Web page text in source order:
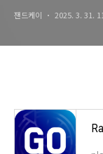
잰드케이 2025. 3. 31.